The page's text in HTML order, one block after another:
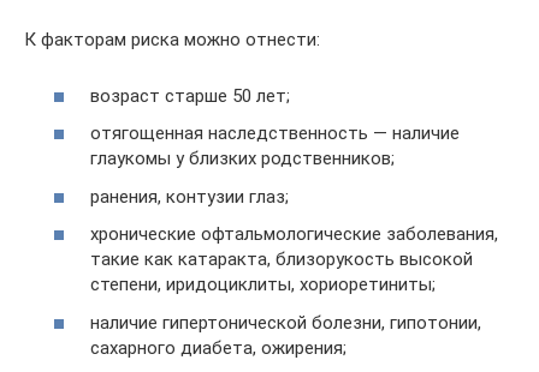
К факторам риска можно отнести:
возраст старше 50 лет;
отягощенная наследственность — наличие
глаукомы у близких родственников;
ранения, контузии глаз;
хронические офтальмологические заболевания,
такие как катаракта, близорукость высокой
степени, иридоциклиты, хориоретиниты;
наличие гипертонической болезни, гипотонии,
сахарного диабета, ожирения;